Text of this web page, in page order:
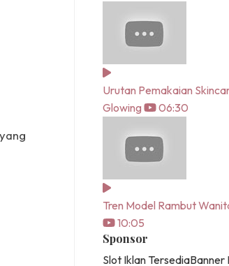
Urutan Pemakaian
Glowing
06:30
Tren Model Rambut
10:05
Sponsor
Slot Iklan TersediaBanner